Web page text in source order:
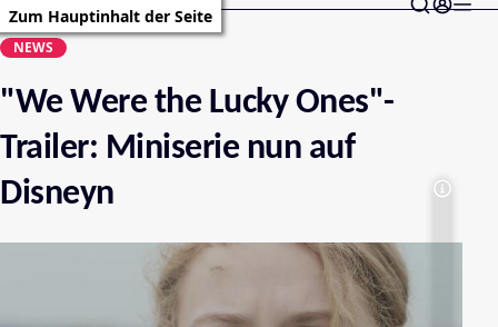
Zum Hauptinhalt der Seite
NEWS
"We Were the Lucky Ones"-
Trailer: Miniserie nun auf
Disneyn